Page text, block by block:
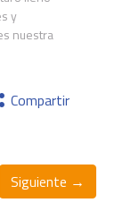
y
nuestra
Compartir
Siguiente →